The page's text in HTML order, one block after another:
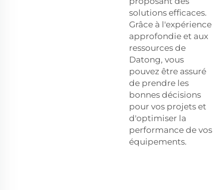
solutions efficaces.
Grâce à l'expérience
approfondie et aux
ressources de
Datong, vous
pouvez être assuré
de prendre les
bonnes décisions
pour vos projets et
d'optimiser la
performance de vos
équipements.